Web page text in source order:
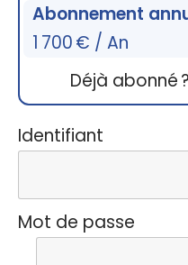
Abonnement
1 700 € / An
Déjà abonné ?
Identifiant
Mot de passe